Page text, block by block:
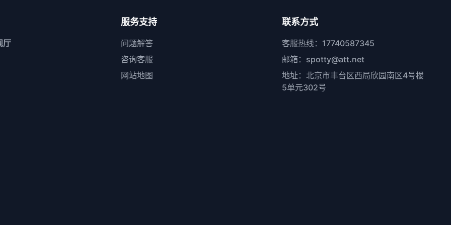
厅
服务支持
问题解答
咨询客服
网站地图
联系方式
客服热线：17740587345
邮箱：spotty@att.net
地址：北京市丰台区西局欣园南区4号楼
5单元302号